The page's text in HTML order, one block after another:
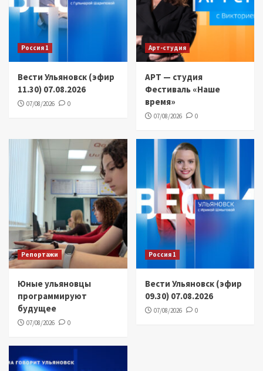
Россия 1
Вести Ульяновск (эфир
11.30) 07.08.2026
07/08/2026 0
Арт-студия
АРТ — студия
Фестиваль «Наше
время»
07/08/2026 0
Репортажи
Юные ульяновцы
программируют
будущее
07/08/2026 0
Россия 1
Вести Ульяновск (эфир
09.30) 07.08.2026
07/08/2026 0